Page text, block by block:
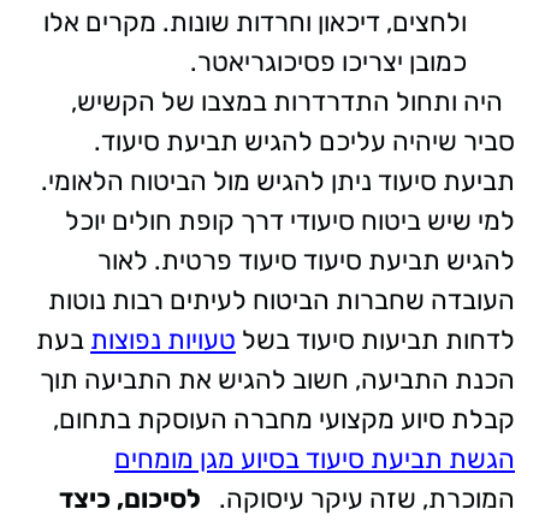
ולחצים, דיכאון וחרדות שונות. מקרים אלו
כמובן יצריכו פסיכוגריאטר.
היה ותחול התדרדרות במצבו של הקשיש,
סביר שיהיה עליכם להגיש תביעת סיעוד.
תביעת סיעוד ניתן להגיש מול הביטוח הלאומי.
למי שיש ביטוח סיעודי דרך קופת חולים יוכל
להגיש תביעת סיעוד סיעוד פרטית. לאור
העובדה שחברות הביטוח לעיתים רבות נוטות
לדחות תביעות סיעוד בשל טעויות נפוצות בעת
הכנת התביעה, חשוב להגיש את התביעה תוך
קבלת סיוע מקצועי מחברה העוסקת בתחום,
הגשת תביעת סיעוד בסיוע מגן מומחים
המוכרת, שזה עיקר עיסוקה. לסיכום, כיצד